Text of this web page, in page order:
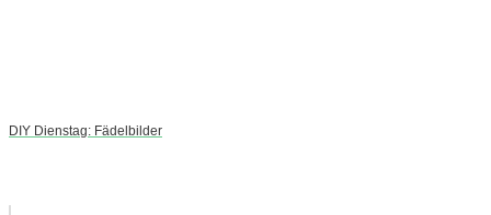
DIY Dienstag: Fädelbilder